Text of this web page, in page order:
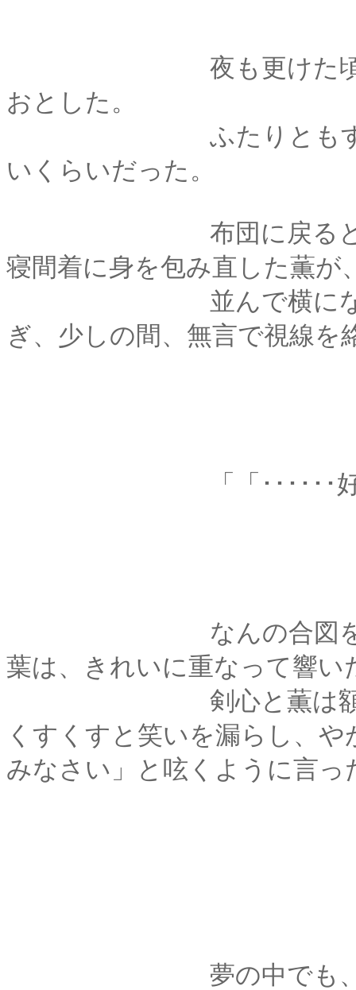
夜も更けた頃、剣心
おとした。
ふたりともすっかり
いくらいだった。
布団に戻ると、汗で
寝間着に身を包み直した薫が
並んで横になったふ
ぎ、少しの間、無言で視線を
「「･･････好
なんの合図をするこ
葉は、きれいに重なって響い
剣心と薫は額と額を
くすくすと笑いを漏らし、
みなさい」と呟くように言っ
夢の中でも、ちゃん